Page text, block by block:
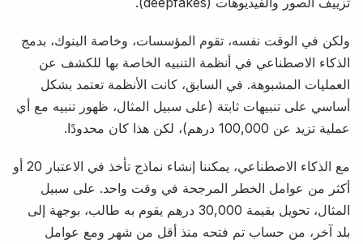
ولكن في الوقت نفسه، تقوم المؤسسات، وخاصة البنوك، بدمج
الذكاء الاصطناعي في أنظمة التنبيه الخاصة بها للكشف عن
العمليات المشبوهة. في السابق، كانت الأنظمة تعتمد بشكل
أساسي على تنبيهات ثابتة (على سبيل المثال، ظهور تنبيه مع أي
عملية تزيد عن 100,000 درهم)، لكن هذا كان محدودًا.
مع الذكاء الاصطناعي، يمكننا إنشاء نماذج تأخذ في الاعتبار 20 أو
أكثر من عوامل الخطر المرجحة في وقت واحد. على سبيل
المثال، تحويل بقيمة 30,000 درهم يقوم به طالب، بوجهة إلى
بلد آخر، من حساب تم فتحه منذ أقل من شهر ومع عوامل